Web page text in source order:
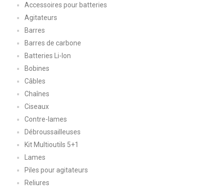
Accessoires pour batteries
Agitateurs
Barres
Barres de carbone
Batteries Li-Ion
Bobines
Câbles
Chaînes
Ciseaux
Contre-lames
Débroussailleuses
Kit Multioutils 5+1
Lames
Piles pour agitateurs
Reliures